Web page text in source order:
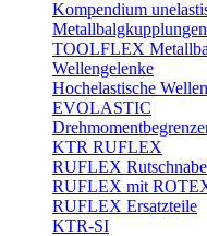
Kompendium
Metallbalgkupplungen
TOOLFLEX
Wellengelenke
Hochelastische
EVOLASTIC
KTR RUFLEX
RUFLEX
RUFLEX mit
RUFLEX Ersatzteile
KTR-SI